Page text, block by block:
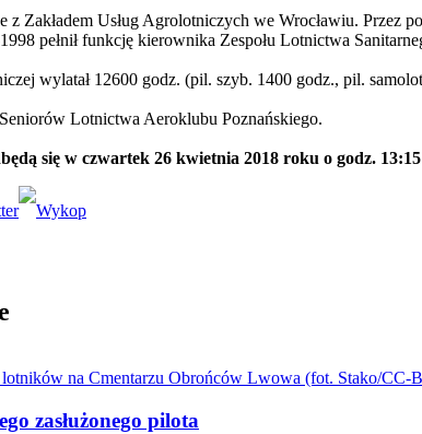
z Zakładem Usług Agrolotniczych we Wrocławiu.
pełnił funkcję kierownika Zespołu Lotnictwa
wylatał 12600 godz. (pil. szyb. 1400 godz., pil.
Lotnictwa Aeroklubu Poznańskiego.
się w czwartek 26 kwietnia 2018 roku o godz.
zasłużonego pilota